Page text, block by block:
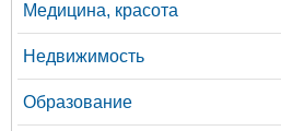
Медицина, красота
Недвижимость
Образование